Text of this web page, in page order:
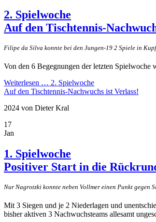
2. Spielwoche
Auf den Tischtennis-
Filipe da Silva konnte bei den Jungen-19 2 Spiele in
Von den 6 Begegnungen der letzten Spielwoche
Weiterlesen … 2. Spielwoche
Auf den Tischtennis-Nachwuchs ist Verlass!
2024 von Dieter Kral
17
Jan
1. Spielwoche
Positiver Start in die
Nur Nagrotzki konnte neben Vollmer einen Punkt gegen
Mit 3 Siegen und je 2 Niederlagen und
bisher aktiven 3 Nachwuchsteams allesamt